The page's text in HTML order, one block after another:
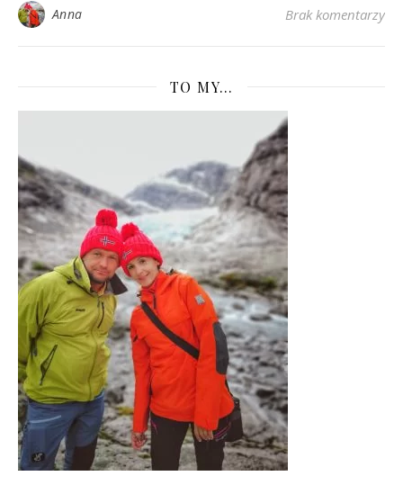
Anna Brak komentarzy
TO MY…